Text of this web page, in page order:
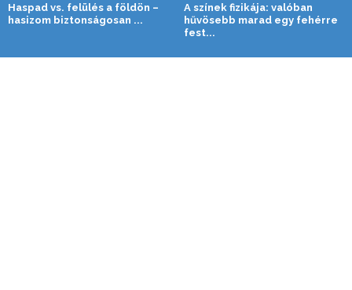
Haspad vs. felülés a földön –
hasizom biztonságosan ...
A színek fizikája: valóban
hűvösebb marad egy fehérre
fest...